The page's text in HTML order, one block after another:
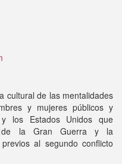
cultural de las mentalidades
y mujeres públicos y
los Estados Unidos que
de la Gran Guerra y la
al segundo conflicto